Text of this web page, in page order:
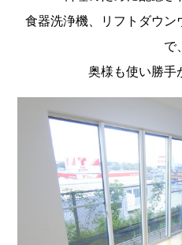
食器洗浄機、リフトダウ
で、
奥様も使い勝手